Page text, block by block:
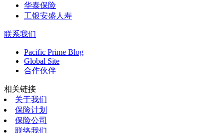
华泰保险
工银安盛人寿
联系我们
Pacific Prime Blog
Global Site
合作伙伴
相关链接
关于我们
保险计划
保险公司
联络我们